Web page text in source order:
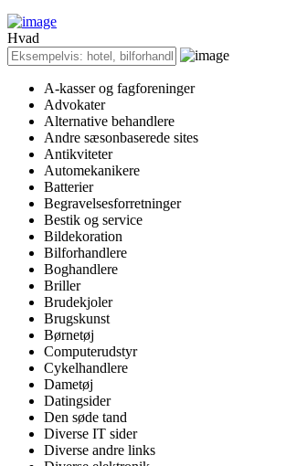
Hvad
A-kasser og fagforeninger
Advokater
Alternative behandlere
Andre sæsonbaserede sites
Antikviteter
Automekanikere
Batterier
Begravelsesforretninger
Bestik og service
Bildekoration
Bilforhandlere
Boghandlere
Briller
Brudekjoler
Brugskunst
Børnetøj
Computerudstyr
Cykelhandlere
Dametøj
Datingsider
Den søde tand
Diverse IT sider
Diverse andre links